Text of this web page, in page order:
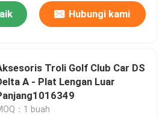
Hubungi kami
Troli Golf Club Car DS
A - Plat Lengan Luar
：1 buah